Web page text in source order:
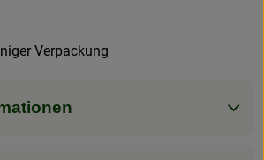
Verpackung